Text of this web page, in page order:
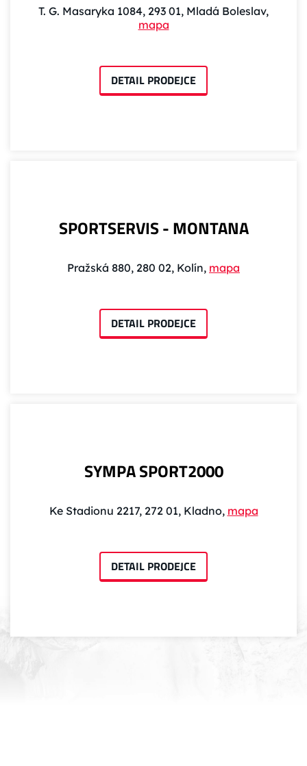
T. G. Masaryka 1084, 293 01, Mladá Boleslav,
mapa
DETAIL PRODEJCE
SPORTSERVIS - MONTANA
Pražská 880, 280 02, Kolín, mapa
DETAIL PRODEJCE
SYMPA SPORT2000
Ke Stadionu 2217, 272 01, Kladno, mapa
DETAIL PRODEJCE